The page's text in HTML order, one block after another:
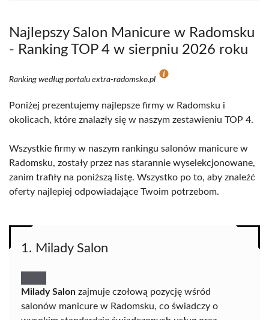
Najlepszy Salon Manicure w Radomsku
- Ranking TOP 4 w sierpniu 2026 roku
Ranking według portalu extra-radomsko.pl
Poniżej prezentujemy najlepsze firmy w Radomsku i
okolicach, które znalazły się w naszym zestawieniu TOP 4.
Wszystkie firmy w naszym rankingu salonów manicure w
Radomsku, zostały przez nas starannie wyselekcjonowane,
zanim trafiły na poniższą listę. Wszystko po to, aby znaleźć
oferty najlepiej odpowiadające Twoim potrzebom.
1. Milady Salon
Milady Salon zajmuje czołową pozycję wśród
salonów manicure w Radomsku, co świadczy o